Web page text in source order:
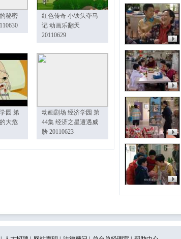
秘密
红色传奇 小铁头夺马
记 动画乐翻天
20110629
园 第
大危
动画剧场 经济学园 第
44集 经济之星遭遇威
胁 20110623